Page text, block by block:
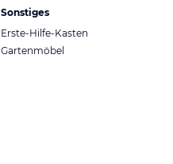
Sonstiges
Erste-Hilfe-Kasten
Gartenmöbel